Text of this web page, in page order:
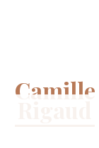
Camille